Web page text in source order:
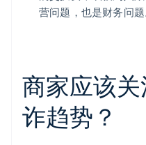
营问题，也是财务问题
商家应该
诈趋势？